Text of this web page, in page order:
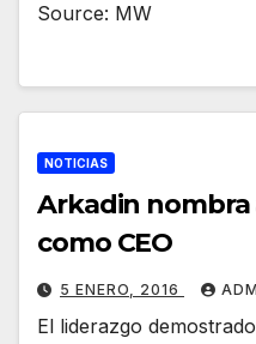
Source: MW
NOTICIAS
Arkadin nombra
como CEO
5 ENERO, 2016
El liderazgo